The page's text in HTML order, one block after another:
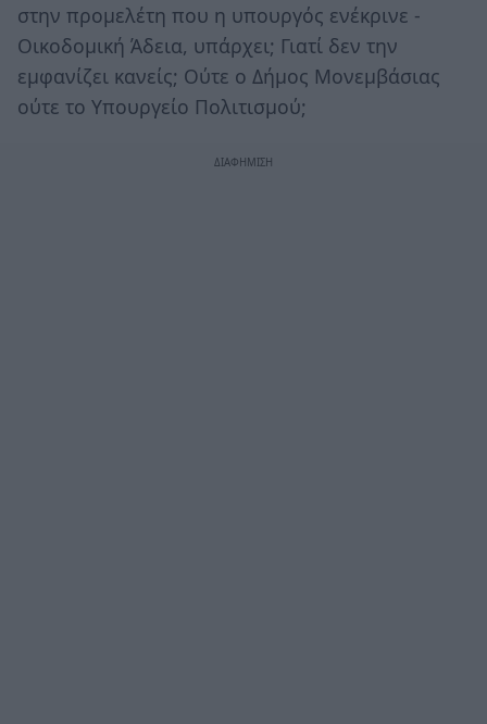
στην προμελέτη που η υπουργός ενέκρινε -
Οικοδομική Άδεια, υπάρχει; Γιατί δεν την
εμφανίζει κανείς; Ούτε ο Δήμος Μονεμβάσιας
ούτε το Υπουργείο Πολιτισμού;